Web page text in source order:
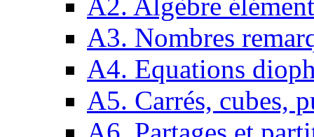
A2. Algèbre
A3. Nombres
A4. Equations
A5. Carrés, cubes,